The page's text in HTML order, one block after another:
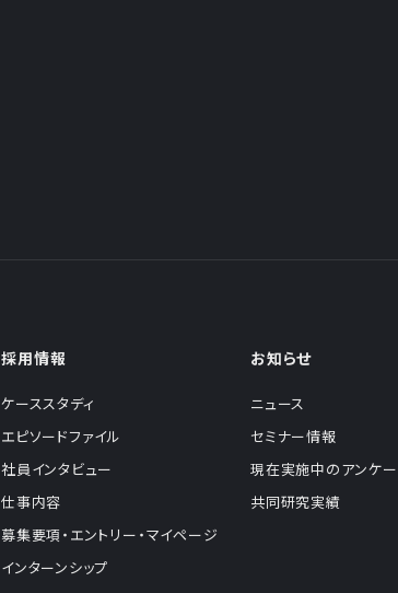
採用情報
ケーススタディ
エピソードファイル
社員インタビュー
仕事内容
募集要項・エントリー・マイページ
インターンシップ
お知らせ
ニュース
セミナー情報
現在実施中のアンケー
共同研究実績